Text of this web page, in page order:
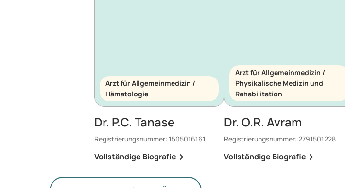
Arzt für Allgemeinmedizin /
Hämatologie
Dr. P.C. Tanase
Registrierungsnummer: 1505016161
Vollständige Biografie
Arzt für Allgemeinmedizin /
Physikalische Medizin und
Rehabilitation
Dr. O.R. Avram
Registrierungsnummer: 2791501228
Vollständige Biografie